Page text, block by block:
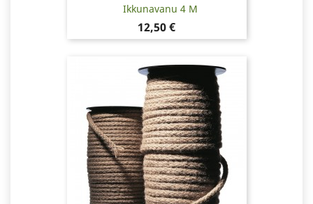
Ikkunavanu 4 M
Hinta
12,50 €